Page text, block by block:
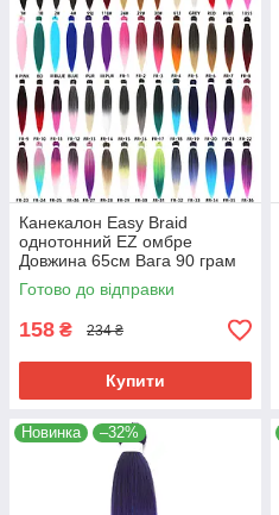
Канекалон Easy Braid
однотонний EZ омбре
Довжина 65см Вага 90 грам
Низькотемпературний
матеріал 100-150 °C
Готово до відправки
158 ₴ 234 ₴
Купити
Новинка –32%